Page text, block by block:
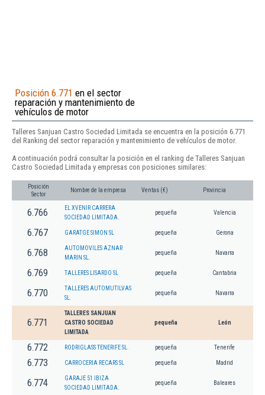
Posición 6.771 en el sector
reparación y mantenimiento de
vehículos de motor
Talleres Sanjuan Castro Sociedad Limitada se encuentra en la posición 6.771
del Ranking del sector reparación y mantenimiento de vehículos de motor.
A continuación podrá consultar la posición en el ranking de Talleres Sanjuan
Castro Sociedad Limitada y empresas con posiciones similares:
Posición
Sector
Nombre de la empresa Ventas (€) Provincia
6.766
EL XVENIR CARRERA
SOCIEDAD LIMITADA.
pequeña Valencia
6.767 GARATGE SIMON SL pequeña Gerona
6.768
AUTOMOVILES AZNAR
MARIN SL.
pequeña Navarra
6.769 TALLERES LISARDO SL pequeña Cantabria
6.770
TALLERES AUTOMUTILVAS
SL.
pequeña Navarra
6.771
TALLERES SANJUAN
CASTRO SOCIEDAD
LIMITADA
pequeña León
6.772 RODRIGLASS TENERIFE SL. pequeña Tenerife
6.773 CARROCERIA RECARS SL pequeña Madrid
6.774
GARAJE 51 IBIZA
SOCIEDAD LIMITADA.
pequeña Baleares